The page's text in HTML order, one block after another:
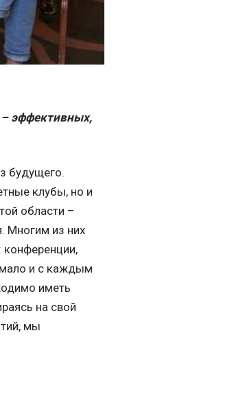
эффективных,
будущего.
клубы, но и
области –
Многим из них
конференции,
и с каждым
иметь
на свой
мы